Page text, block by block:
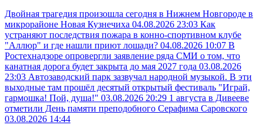
Двойная трагедия произошла сегодня в Нижнем Новгороде в
микрорайоне Новая Кузнечиха 04.08.2026 23:03 Как
устраняют последствия пожара в конно-спортивном клубе
"Аллюр" и где нашли приют лошади? 04.08.2026 10:07 В
Ростехнадзоре опровергли заявление ряда СМИ о том, что
канатная дорога будет закрыта до мая 2027 года 03.08.2026
23:03 Автозаводский парк зазвучал народной музыкой. В эти
выходные там прошёл десятый открытый фестиваль "Играй,
гармошка! Пой, душа!" 03.08.2026 20:29 1 августа в Дивееве
отметили День памяти преподобного Серафима Саровского
03.08.2026 14:44